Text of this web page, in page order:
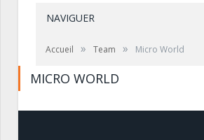
NAVIGUER
Accueil » Team » Micro World
MICRO WORLD